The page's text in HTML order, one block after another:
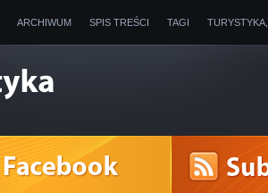
ARCHIWUM SPIS TREŚCI TAGI